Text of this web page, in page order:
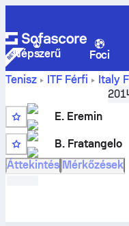
Népszerű Foci
Tenisz
ITF Férfi Italy
élő
E. Eremin
B. Fratangelo
Áttekintés Mérkőzések